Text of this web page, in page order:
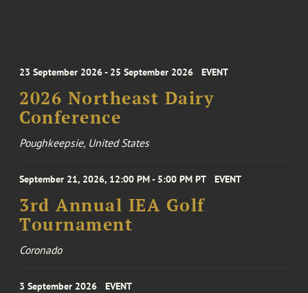
23 September 2026 - 25 September 2026 EVENT
2026 Northeast Dairy
Conference
Poughkeepsie, United States
September 21, 2026, 12:00 PM - 5:00 PM PT EVENT
3rd Annual IEA Golf
Tournament
Coronado
3 September 2026 EVENT